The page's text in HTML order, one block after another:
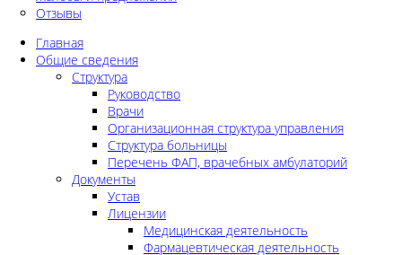
Отзывы
Главная
Общие сведения
Структура
Руководство
Врачи
Организационная структура управления
Структура больницы
Перечень ФАП, врачебных амбулаторий
Документы
Устав
Лицензии
Медицинская деятельность
Фармацевтическая деятельность